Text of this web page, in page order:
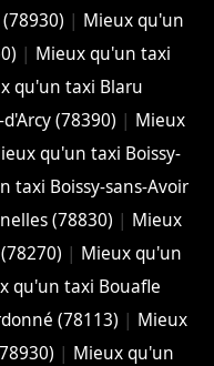
| Mieux qu'un
| Mieux qu'un taxi
qu'un taxi Blaru
(78390) | Mieux
qu'un taxi Boissy-
taxi Boissy-sans-Avoir
(78830) | Mieux
| Mieux qu'un
qu'un taxi Bouafle
(78113) | Mieux
| Mieux qu'un